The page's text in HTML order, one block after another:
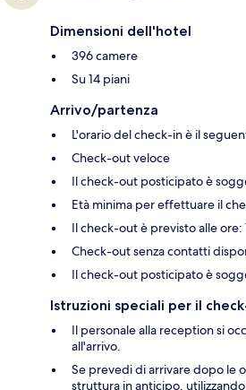
Dimensioni dell'hotel
396 camere
Su 14 piani
Arrivo/partenza
L'orario del check-in è il
Check-out veloce
Il check-out posticipato è
Età minima per effettuare il
Il check-out è previsto alle ore:
Check-out senza contatti
Il check-out posticipato è
Istruzioni speciali per il
Il personale alla reception si
all'arrivo.
Se prevedi di arrivare dopo le
struttura in anticipo,